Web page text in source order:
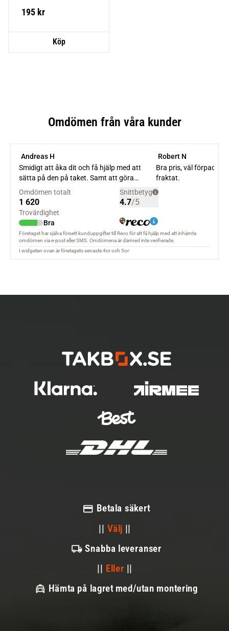
195 kr
Betala säkert
|| Välj ||
Snabba leveranser
|| Eller ||
Hämta på lagret med/utan montering